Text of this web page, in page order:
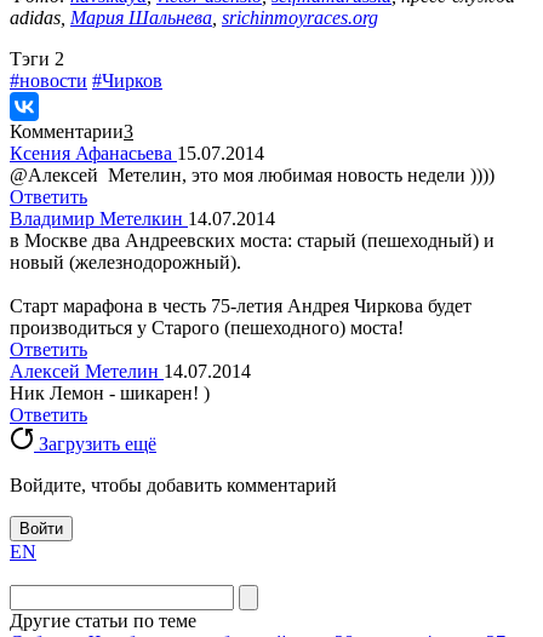
adidas, Мария Шальнева srichinmoyraces.org
Tэги 2
#новости #Чирков
Комментарии3
Ксения Афанасьева 15.07.2014
@Алексей Метелин, это моя любимая новость недели ))))
Ответить
Владимир Метелкин 14.07.2014
в Москве два Андреевских моста: старый (пешеходный) и
новый (железнодорожный).
Старт марафона в честь 75-летия Андрея Чиркова будет
производиться у Старого (пешеходного) моста!
Ответить
Алексей Метелин 14.07.2014
Ник Лемон - шикарен! )
Ответить
Загрузить ещё
Войдите, чтобы добавить комментарий
Войти
EN
Другие статьи по теме